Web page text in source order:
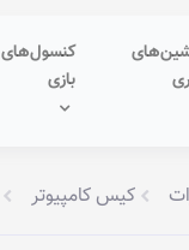
کنسول‌های
بازی
کیس کامپیوتر